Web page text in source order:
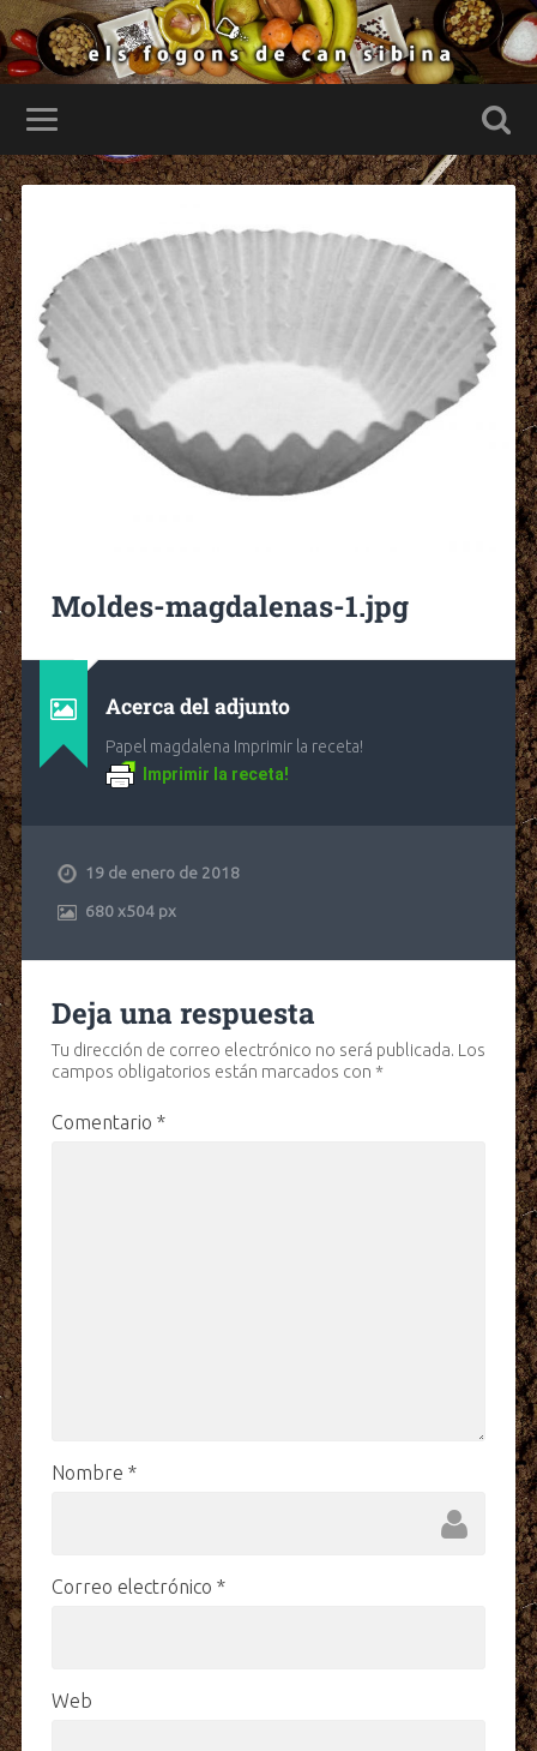
Moldes-magdalenas-1.jpg
Acerca del adjunto
Papel magdalena Imprimir la receta!
Imprimir la receta!
19 de enero de 2018
680x504 px
Deja una respuesta
Tu dirección de correo electrónico no será publicada. Los
campos obligatorios están marcados con *
Comentario *
Nombre *
Correo electrónico *
Web